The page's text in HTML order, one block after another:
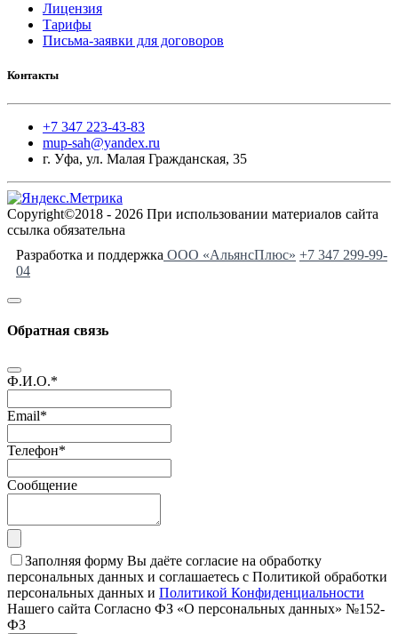
Лицензия
Тарифы
Письма-заявки для договоров
Контакты
+7 347 223-43-83
mup-sah@yandex.ru
г. Уфа, ул. Малая Гражданская, 35
Copyright©2018 - 2026 При использовании материалов сайта
ссылка обязательна
Разработка и поддержка ООО «АльянсПлюс» +7 347 299-99-
04
Обратная связь
Ф.И.О.*
Email*
Телефон*
Сообщение
Заполняя форму Вы даёте согласие на обработку
персональных данных и соглашаетесь с Политикой обработки
персональных данных и Политикой Конфиденциальности
Нашего сайта Согласно ФЗ «О персональных данных» №152-
ФЗ